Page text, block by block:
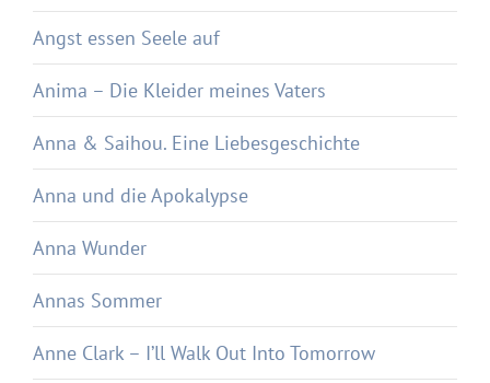
Angst essen Seele auf
Anima – Die Kleider meines Vaters
Anna & Saihou. Eine Liebesgeschichte
Anna und die Apokalypse
Anna Wunder
Annas Sommer
Anne Clark – I’ll Walk Out Into Tomorrow